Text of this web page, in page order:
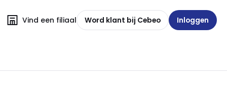
Vind een filiaal Word klant bij Cebeo Inloggen